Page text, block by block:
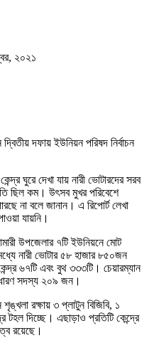
২০২১
দফায় ইউনিয়ন পরিষদ নির্বাচন
ঘুরে দেখা যায় নারী ভোটারদের সরব
ছিল কম। উৎসব মুখর পরিবেশে
না বলে জানান। এ রিপোর্ট লেখা
যায়নি।
উপজেলার ৭টি ইউনিয়নে মোট
নারী ভোটার ৫৮ হাজার ৮৫০জন
৬৭টি এবং বুথ ৩৩৩টি। চেয়ারম্যান
সদস্য ২০৯ জন।
রক্ষায় ৩ প্লাটুন বিজিবি, ১
টহল দিচ্ছে। এছাড়াও প্রতিটি কেন্দ্রে
রয়েছে।